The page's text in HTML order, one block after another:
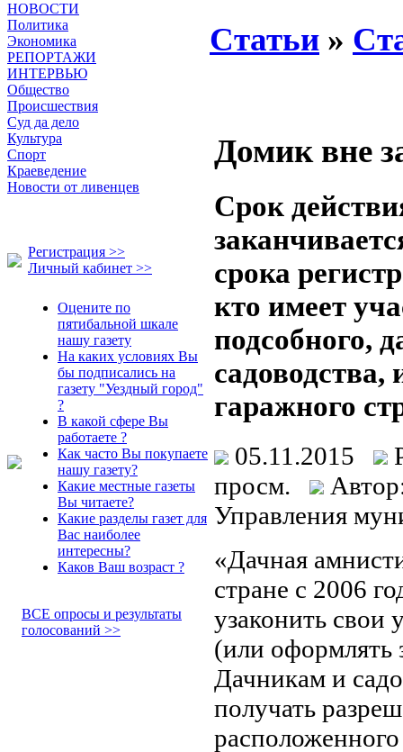
НОВОСТИ
Политика
Экономика
РЕПОРТАЖИ
ИНТЕРВЬЮ
Общество
Происшествия
Суд да дело
Культура
Спорт
Краеведение
Новости от ливенцев
Регистрация >>
Личный кабинет >>
Оцените по
пятибальной шкале
нашу газету
На каких условиях Вы
бы подписались на
газету "Уездный город"
?
В какой сфере Вы
работаете ?
Как часто Вы покупаете
нашу газету?
Какие местные газеты
Вы читаете?
Какие разделы газет для
Вас наиболее
интересны?
Каков Ваш возраст ?
ВСЕ опросы и результаты
голосований >>
Статьи »
Домик вне
Срок
срока
кто имеет
подсобного,
гаражного
05.11.2015
просм.
Управления
«Дачная
стране с 2006
узаконить свои
(или оформлять
Дачникам и
получать